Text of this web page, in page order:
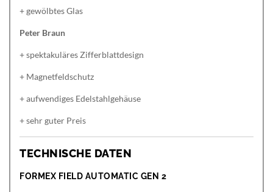
+ gewölbtes Glas
Peter Braun
+ spektakuläres Zifferblattdesign
+ Magnetfeldschutz
+ aufwendiges Edelstahlgehäuse
+ sehr guter Preis
TECHNISCHE DATEN
FORMEX FIELD AUTOMATIC GEN 2